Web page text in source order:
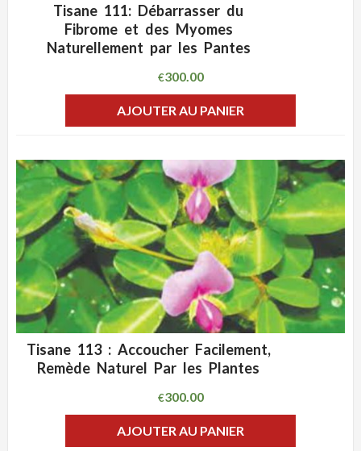
ADD WISHLIST
Tisane 111: Débarrasser du
Fibrome et des Myomes
Naturellement par les Pantes
€300.00
AJOUTER AU PANIER
CLIQUEZ POUR VOIR
ADD WISHLIST
Tisane 113 : Accoucher Facilement,
Remède Naturel Par les Plantes
€300.00
AJOUTER AU PANIER